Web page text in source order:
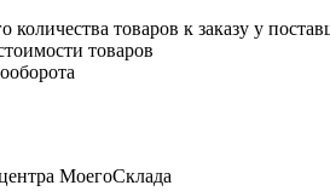
количества товаров к заказу у
товаров
МоегоСклада